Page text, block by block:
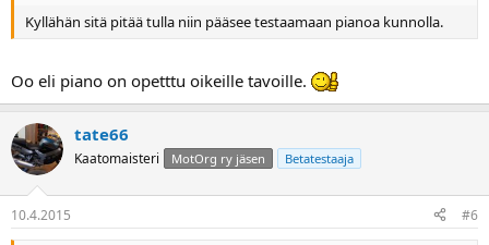
Kyllähän sitä pitää tulla niin pääsee testaamaan pianoa kunnolla.
Oo eli piano on opetttu oikeille tavoille.
tate66
Kaatomaisteri MotOrg ry jäsen Betatestaaja
10.4.2015 #6